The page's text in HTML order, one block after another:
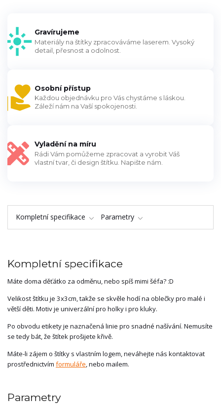
Gravírujeme
Materiály na štítky zpracováváme laserem. Vysoký
detail, přesnost a odolnost.
Osobní přístup
Každou objednávku pro Vás chystáme s láskou.
Záleží nám na Vaší spokojenosti.
Vyladění na míru
Rádi Vám pomůžeme zpracovat a vyrobit Váš
vlastní tvar, či design štítku. Napište nám.
Kompletní specifikace Parametry
Kompletní specifikace
Máte doma děťátko za odměnu, nebo spíš mimi šéfa? :D
Velikost štítku je 3x3cm, takže se skvěle hodí na oblečky pro malé i
větší děti. Motiv je univerzální pro holky i pro kluky.
Po obvodu etikety je naznačená linie pro snadné našívání. Nemusíte
se tedy bát, že štítek prošijete křivě.
Máte-li zájem o štítky s vlastním logem, neváhejte nás kontaktovat
prostřednictvím formuláře, nebo mailem.
Parametry